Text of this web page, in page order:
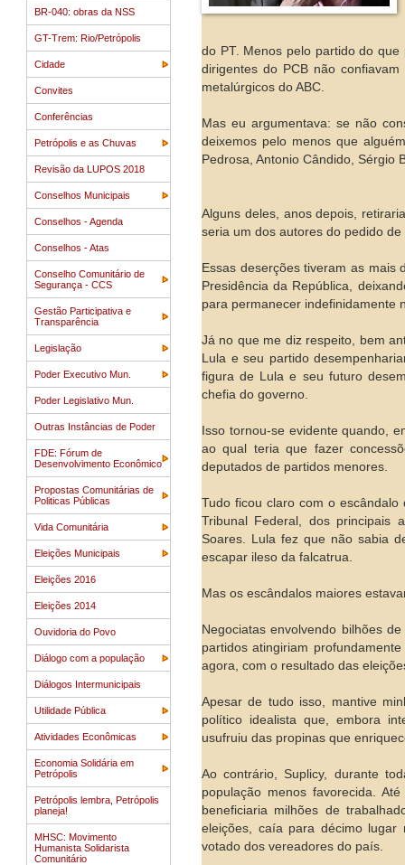
BR-040: obras da NSS
GT-Trem: Rio/Petrópolis
Cidade
Convites
Conferências
Petrópolis e as Chuvas
Revisão da LUPOS 2018
Conselhos Municipais
Conselhos - Agenda
Conselhos - Atas
Conselho Comunitário de
Segurança - CCS
Gestão Participativa e
Transparência
Legislação
Poder Executivo Mun.
Poder Legislativo Mun.
Outras Instâncias de Poder
FDE: Fórum de
Desenvolvimento Econômico
Propostas Comunitárias de
Politicas Públicas
Vida Comunitária
Eleições Municipais
Eleições 2016
Eleições 2014
Ouvidoria do Povo
Diálogo com a população
Diálogos Intermunicipais
Utilidade Pública
Atividades Econômicas
Economia Solidária em
Petrópolis
Petrópolis lembra, Petrópolis
planeja!
MHSC: Movimento
Humanista Solidarista
Comunitário
do PT. Menos pelo partido do
dirigentes do PCB não
metalúrgicos do ABC.
Mas eu argumentava: se não
deixemos pelo menos que
Pedrosa, Antonio Cândido, Sérgio
Alguns deles, anos depois,
seria um dos autores do pedido
Essas deserções tiveram as mais
Presidência da República,
para permanecer indefinidamente
Já no que me diz respeito, bem
Lula e seu partido
figura de Lula e seu futuro
chefia do governo.
Isso tornou-se evidente quando,
ao qual teria que fazer
deputados de partidos menores.
Tudo ficou claro com o
Tribunal Federal, dos principais
Soares. Lula fez que não sabia
escapar ileso da falcatrua.
Mas os escândalos maiores
Negociatas envolvendo bilhões
partidos atingiriam
agora, com o resultado das
Apesar de tudo isso, mantive
político idealista que, embora
usufruiu das propinas que
Ao contrário, Suplicy, durante
população menos favorecida.
beneficiaria milhões de
eleições, caía para décimo
votado dos vereadores do país.